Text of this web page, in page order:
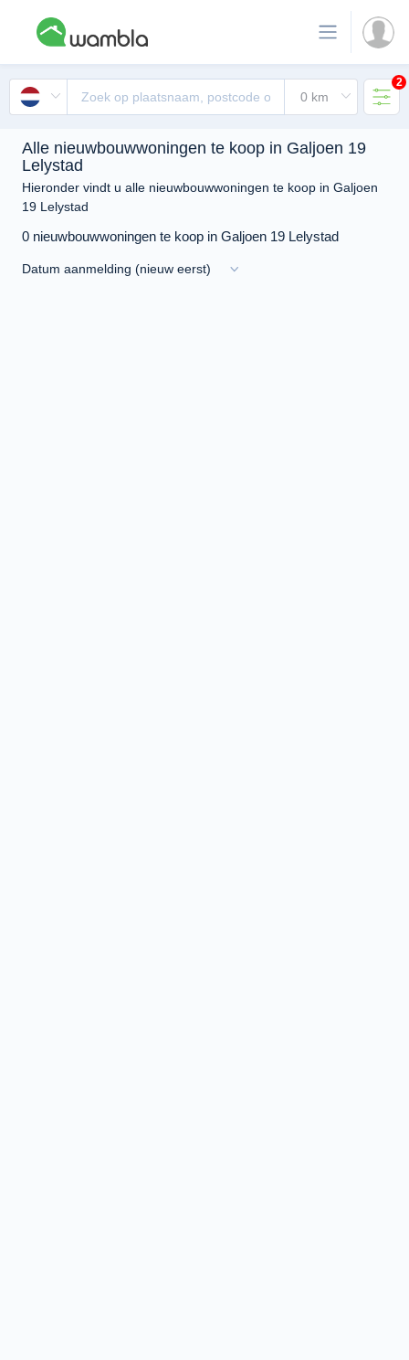
2
Alle nieuwbouwwoningen te koop in Galjoen 19
Lelystad
Hieronder vindt u alle nieuwbouwwoningen te koop in Galjoen
19 Lelystad
0 nieuwbouwwoningen te koop in Galjoen 19 Lelystad